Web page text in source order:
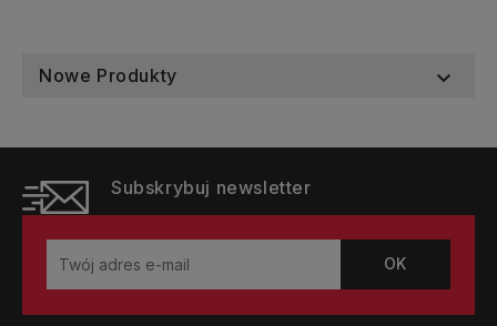
Nowe Produkty 
Subskrybuj newsletter